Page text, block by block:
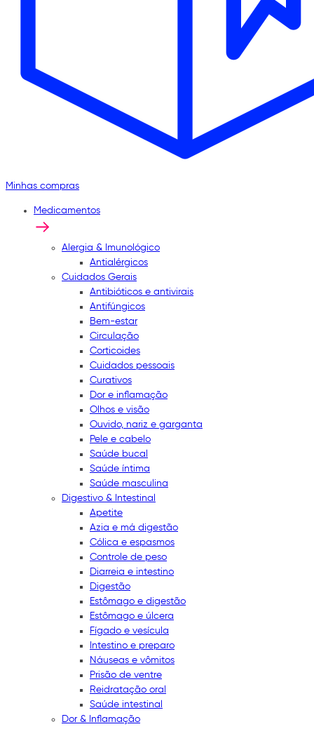
Minhas compras
Medicamentos
Alergia & Imunológico
Antialérgicos
Cuidados Gerais
Antibióticos e antivirais
Antifúngicos
Bem-estar
Circulação
Corticoides
Cuidados pessoais
Curativos
Dor e inflamação
Olhos e visão
Ouvido, nariz e garganta
Pele e cabelo
Saúde bucal
Saúde íntima
Saúde masculina
Digestivo & Intestinal
Apetite
Azia e má digestão
Cólica e espasmos
Controle de peso
Diarreia e intestino
Digestão
Estômago e digestão
Estômago e úlcera
Fígado e vesícula
Intestino e preparo
Náuseas e vômitos
Prisão de ventre
Reidratação oral
Saúde intestinal
Dor & Inflamação